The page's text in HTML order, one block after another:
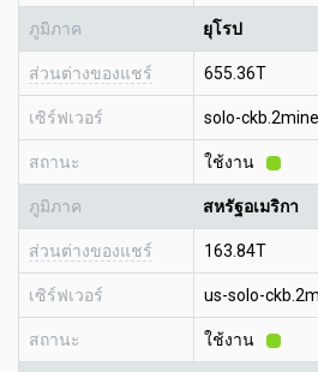
ภูมิภาค ยุโรป
ส่วนต่างของแชร์ 655.36T
เซิร์ฟเวอร์ solo-
สถานะ ใช้งาน
ภูมิภาค สหรัฐอเมริกา
ส่วนต่างของแชร์ 163.84T
เซิร์ฟเวอร์ us-solo-
สถานะ ใช้งาน